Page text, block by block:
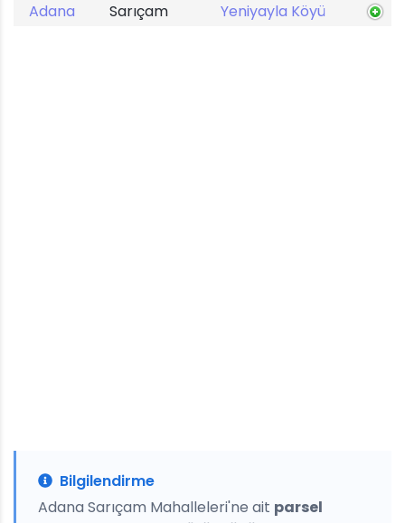
Adana
Sarıçam Yeniyayla Köyü
Bilgilendirme
Adana Sarıçam Mahalleleri'ne ait parsel